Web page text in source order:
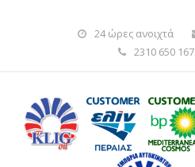
24 ώρες ανοιχτά
2310 650 167